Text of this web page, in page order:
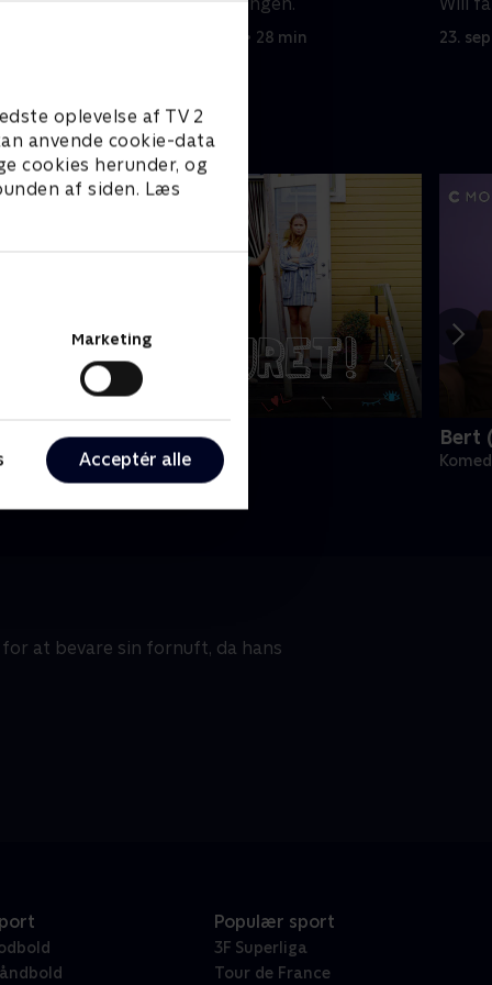
oplevelse af TV 2
anvende cookie-data
cookies herunder, og
af siden. Læs
Marketing
Acceptér alle
5. september 2023 • 28 min 23.
Hold vejret
• 1 sæsoner
Bert
at bevare sin fornuft, da hans
Populær sport
3F Superliga
Tour de France